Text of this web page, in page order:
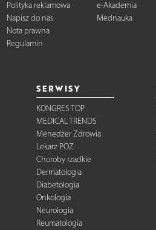
Polityka reklamowa
Napisz do nas
Nota prawna
Regulamin
e-Akademia
Mednauka
SERWISY
KONGRES TOP
MEDICAL TRENDS
Menedżer Zdrowia
Lekarz POZ
Choroby rzadkie
Dermatologia
Diabetologia
Onkologia
Neurologia
Reumatologia